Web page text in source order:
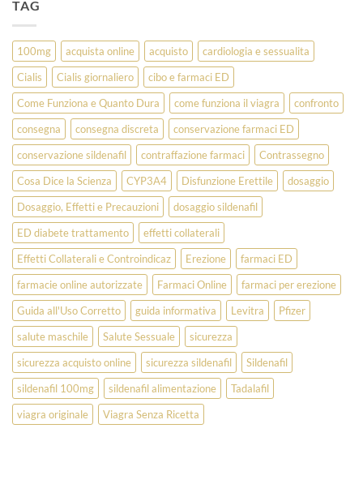
TAG
100mg acquista online acquisto
cardiologia e sessualita
Cialis
Cialis giornaliero
cibo e farmaci ED
Come Funziona e Quanto Dura
come funziona il viagra
confronto
consegna
consegna discreta
conservazione farmaci ED
conservazione sildenafil
contraffazione farmaci
Contrassegno
Cosa Dice la Scienza
CYP3A4 Disfunzione Erettile
dosaggio
Dosaggio, Effetti e Precauzioni
dosaggio sildenafil
ED diabete trattamento
effetti collaterali
Effetti Collaterali e Controindicaz
Erezione
farmaci ED
farmacie online autorizzate
Farmaci Online
farmaci per erezione
Guida all'Uso Corretto
guida informativa Levitra
Pfizer
salute maschile
Salute Sessuale
sicurezza
sicurezza acquisto online
sicurezza sildenafil
Sildenafil
sildenafil 100mg
sildenafil alimentazione
Tadalafil
viagra originale
Viagra Senza Ricetta